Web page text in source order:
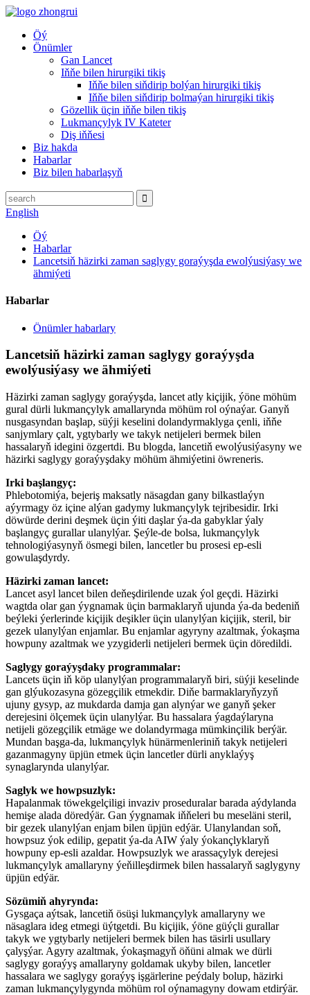
Öý
Önümler
Gan Lancet
Iňňe bilen hirurgiki tikiş
Iňňe bilen siňdirip bolýan hirurgiki tikiş
Iňňe bilen siňdirip bolmaýan hirurgiki tikiş
Gözellik üçin iňňe bilen tikiş
Lukmançylyk IV Kateter
Diş iňňesi
Biz hakda
Habarlar
Biz bilen habarlaşyň
English
Öý
Habarlar
Lancetsiň häzirki zaman saglygy goraýyşda ewolýusiýasy we
ähmiýeti
Habarlar
Önümler habarlary
Lancetsiň häzirki zaman saglygy goraýyşda
ewolýusiýasy we ähmiýeti
Häzirki zaman saglygy goraýyşda, lancet atly kiçijik, ýöne möhüm
gural dürli lukmançylyk amallarynda möhüm rol oýnaýar. Ganyň
nusgasyndan başlap, süýji keselini dolandyrmaklyga çenli, iňňe
sanjymlary çalt, ygtybarly we takyk netijeleri bermek bilen
hassalaryň idegini özgertdi. Bu blogda, lancetiň ewolýusiýasyny we
häzirki saglygy goraýyşdaky möhüm ähmiýetini öwreneris.
Irki başlangyç:
Phlebotomiýa, bejeriş maksatly näsagdan gany bilkastlaýyn
aýyrmagy öz içine alýan gadymy lukmançylyk tejribesidir. Irki
döwürde derini deşmek üçin ýiti daşlar ýa-da gabyklar ýaly
başlangyç gurallar ulanylýar. Şeýle-de bolsa, lukmançylyk
tehnologiýasynyň ösmegi bilen, lancetler bu prosesi ep-esli
gowulaşdyrdy.
Häzirki zaman lancet:
Lancet asyl lancet bilen deňeşdirilende uzak ýol geçdi. Häzirki
wagtda olar gan ýygnamak üçin barmaklaryň ujunda ýa-da bedeniň
beýleki ýerlerinde kiçijik deşikler üçin ulanylýan kiçijik, steril, bir
gezek ulanylýan enjamlar. Bu enjamlar agyryny azaltmak, ýokaşma
howpuny azaltmak we yzygiderli netijeleri bermek üçin döredildi.
Saglygy goraýyşdaky programmalar:
Lancets üçin iň köp ulanylýan programmalaryň biri, süýji keselinde
gan glýukozasyna gözegçilik etmekdir. Diňe barmaklaryňyzyň
ujuny gysyp, az mukdarda damja gan alynýar we ganyň şeker
derejesini ölçemek üçin ulanylýar. Bu hassalara ýagdaýlaryna
netijeli gözegçilik etmäge we dolandyrmaga mümkinçilik berýär.
Mundan başga-da, lukmançylyk hünärmenleriniň takyk netijeleri
gazanmagyny üpjün etmek üçin lancetler dürli anyklaýyş
synaglarynda ulanylýar.
Saglyk we howpsuzlyk:
Hapalanmak töwekgelçiligi invaziv proseduralar barada aýdylanda
hemişe alada döredýär. Gan ýygnamak iňňeleri bu meseläni steril,
bir gezek ulanylýan enjam bilen üpjün edýär. Ulanylandan soň,
howpsuz ýok edilip, gepatit ýa-da AIW ýaly ýokançlyklaryň
howpuny ep-esli azaldar. Howpsuzlyk we arassaçylyk derejesi
lukmançylyk amallaryny ýeňilleşdirmek bilen hassalaryň saglygyny
üpjün edýär.
Sözümiň ahyrynda:
Gysgaça aýtsak, lancetiň ösüşi lukmançylyk amallaryny we
näsaglara ideg etmegi üýtgetdi. Bu kiçijik, ýöne güýçli gurallar
takyk we ygtybarly netijeleri bermek bilen has täsirli usullary
çalyşýar. Agyry azaltmak, ýokaşmagyň öňüni almak we dürli
saglygy goraýyş amallaryny goldamak ukyby bilen, lancetler
hassalara we saglygy goraýyş işgärlerine peýdaly bolup, häzirki
zaman lukmançylygynda möhüm rol oýnamagyny dowam etdirýär.